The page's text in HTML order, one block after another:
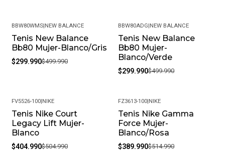
-40%
BBW80WMS|NEW BALANCE
Tenis New Balance
Bb80 Mujer-Blanco/Gris
$299.990$499.990
-40%
BBW80ADG|NEW BALANCE
Tenis New Balance
Bb80 Mujer-
Blanco/Verde
$299.990$499.990
-20%
FV5526-100|NIKE
Tenis Nike Court
Legacy Lift Mujer-
Blanco
$404.990$504.990
-24%
FZ3613-100|NIKE
Tenis Nike Gamma
Force Mujer-
Blanco/Rosa
$389.990$514.990